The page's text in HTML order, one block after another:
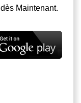
Maintenant.